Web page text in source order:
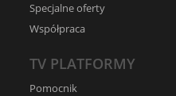
Specjalne oferty
Współpraca
TV PLATFORMY
Pomocnik